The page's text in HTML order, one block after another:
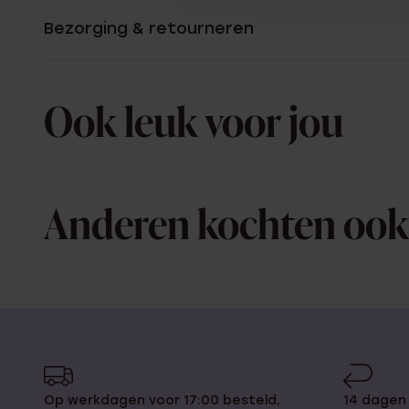
Bezorging & retourneren
Ook leuk voor jou
Anderen kochten ook
Op werkdagen voor 17:00 besteld,
14